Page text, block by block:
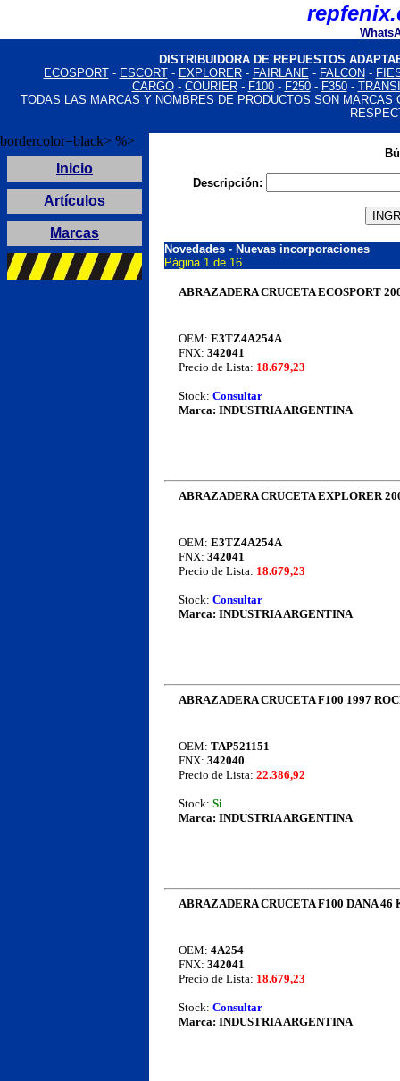
Louis Vuitton Handbags Replica Louis Vuitton Handbags
DISTRIBUIDORA DE REPUESTOS
ECOSPORT- ESCORT- EXPLORER- FAIRLANE- FALCON -
CARGO- COURIER- F100- F250- F350-
TODAS LAS MARCAS Y NOMBRES DE PRODUCTOS SON
bordercolor=black> %>
Inicio
Artículos
Marcas
Descripción:
Novedades - Nuevas incorporaciones
Página 1 de 16
ABRAZADERA CRUCETA ECOSPORT
OEM: E3TZ4A254A
FNX: 342041
Precio de Lista: 18.679,23
Stock: Consultar
Marca: INDUSTRIA ARGENTINA
ABRAZADERA CRUCETA EXPLORER
OEM: E3TZ4A254A
FNX: 342041
Precio de Lista: 18.679,23
Stock: Consultar
Marca: INDUSTRIA ARGENTINA
ABRAZADERA CRUCETA F100 1997
OEM: TAP521151
FNX: 342040
Precio de Lista: 22.386,92
Stock: Si
Marca: INDUSTRIA ARGENTINA
ABRAZADERA CRUCETA F100 DANA 46
OEM: 4A254
FNX: 342041
Precio de Lista: 18.679,23
Stock: Consultar
Marca: INDUSTRIA ARGENTINA